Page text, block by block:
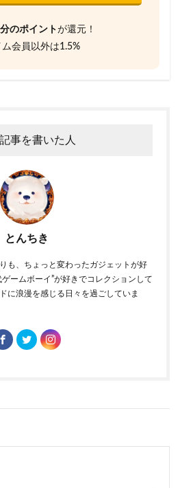
のポイントが還元！
ム会員以外は1.5%
事を書いた人
とんちき
も、ちょっと変わったガジェットが好
ームボーイ”が好きでコレクションして
に浪漫を感じる日々を過ごしていま